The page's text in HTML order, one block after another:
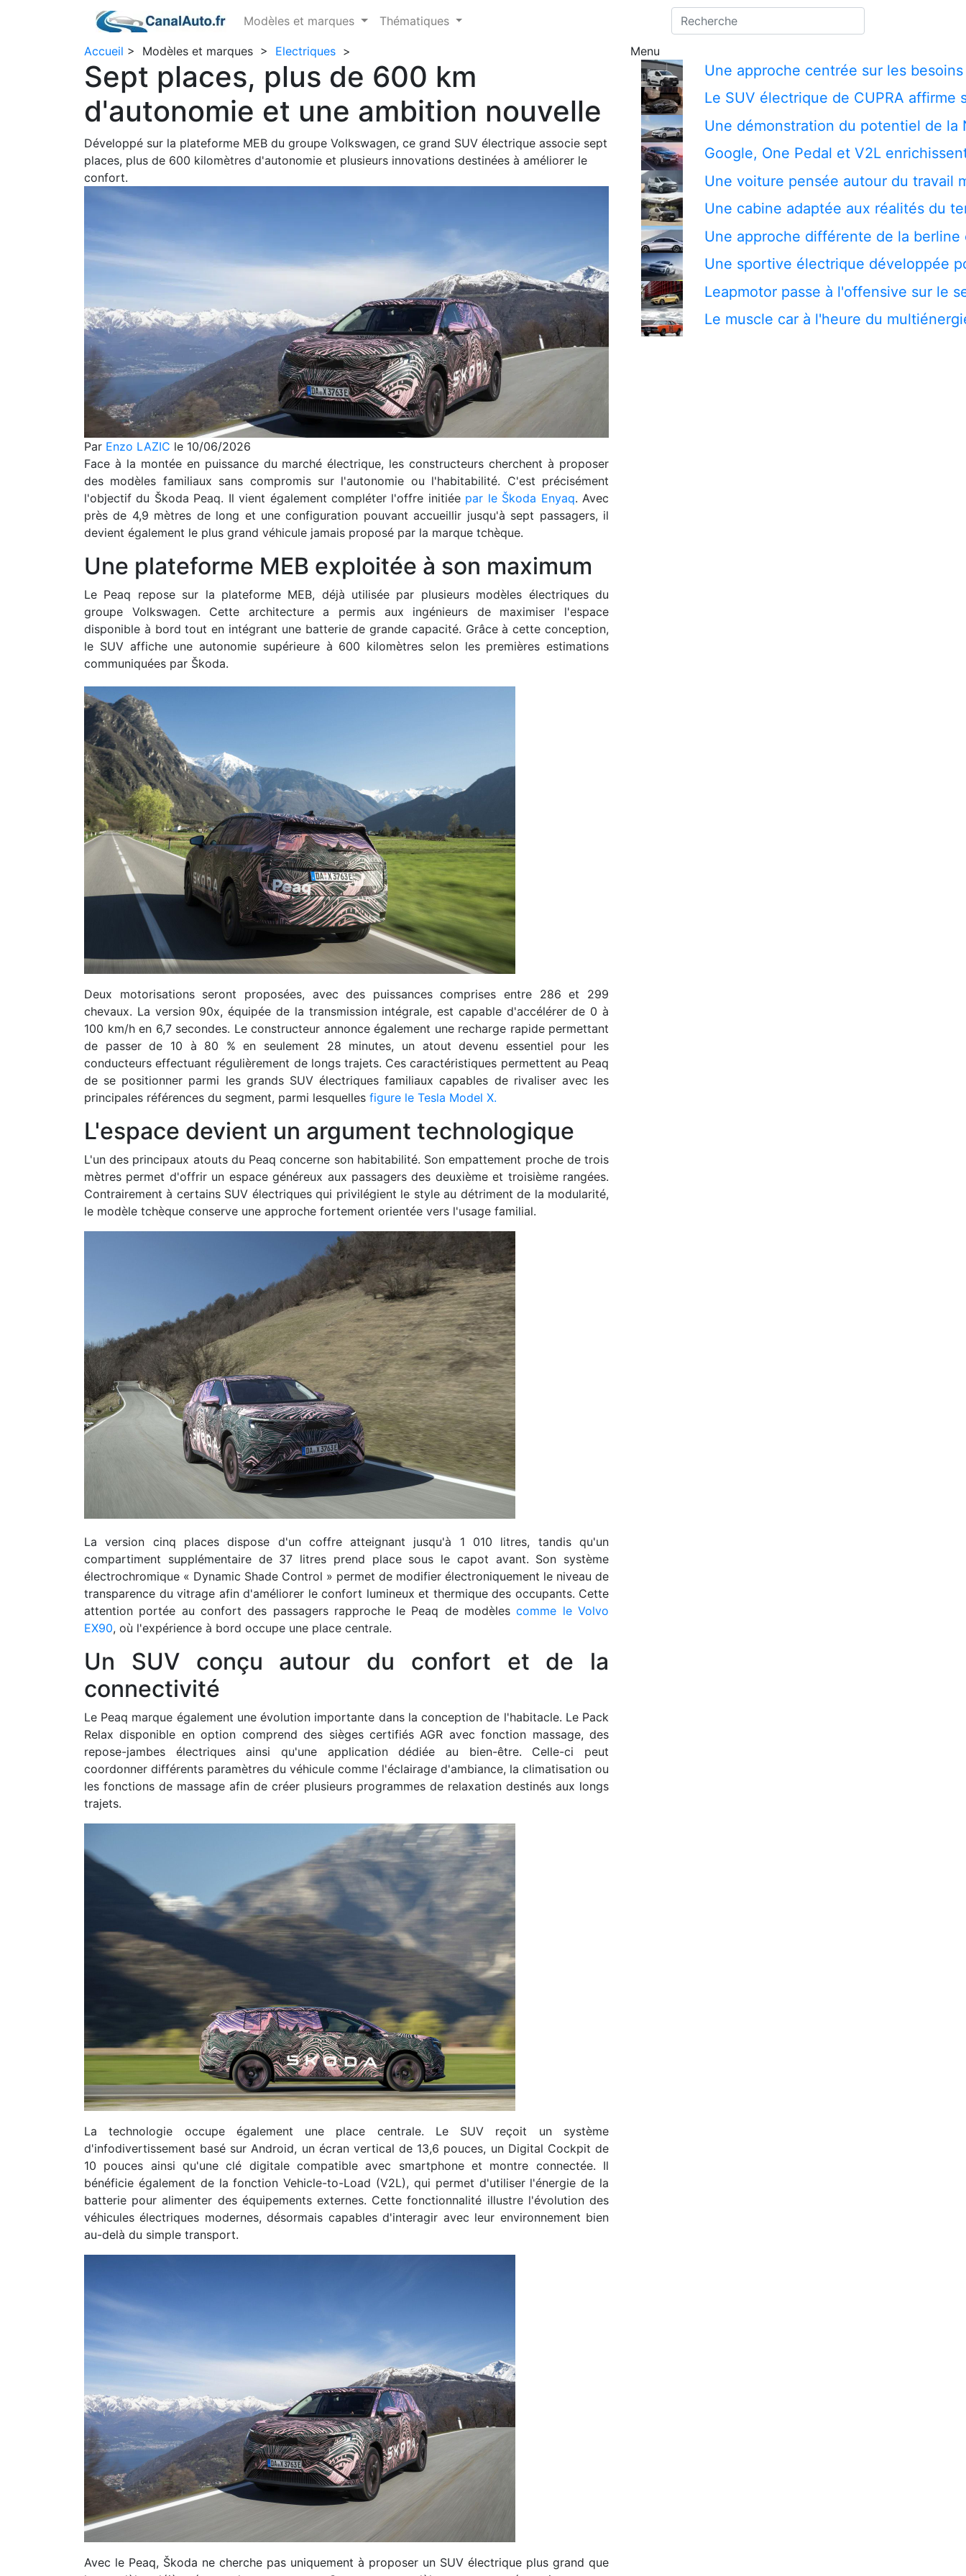
Modèles et marques Thématiques
Accueil > Modèles et marques > Electriques >
Sept places, plus de 600 km
d'autonomie et une ambition nouvelle
Développé sur la plateforme MEB du groupe Volkswagen, ce grand SUV électrique associe sept
places, plus de 600 kilomètres d'autonomie et plusieurs innovations destinées à améliorer le
confort.
Par Enzo LAZIC le 10/06/2026
Face à la montée en puissance du marché électrique, les constructeurs cherchent à proposer
des modèles familiaux sans compromis sur l'autonomie ou l'habitabilité. C'est précisément
l'objectif du Škoda Peaq. Il vient également compléter l'offre initiée par le Škoda Enyaq. Avec
près de 4,9 mètres de long et une configuration pouvant accueillir jusqu'à sept passagers, il
devient également le plus grand véhicule jamais proposé par la marque tchèque.
Une plateforme MEB exploitée à son maximum
Le Peaq repose sur la plateforme MEB, déjà utilisée par plusieurs modèles électriques du
groupe Volkswagen. Cette architecture a permis aux ingénieurs de maximiser l'espace
disponible à bord tout en intégrant une batterie de grande capacité. Grâce à cette conception,
le SUV affiche une autonomie supérieure à 600 kilomètres selon les premières estimations
communiquées par Škoda.
Deux motorisations seront proposées, avec des puissances comprises entre 286 et 299
chevaux. La version 90x, équipée de la transmission intégrale, est capable d'accélérer de 0 à
100 km/h en 6,7 secondes. Le constructeur annonce également une recharge rapide permettant
de passer de 10 à 80 % en seulement 28 minutes, un atout devenu essentiel pour les
conducteurs effectuant régulièrement de longs trajets. Ces caractéristiques permettent au Peaq
de se positionner parmi les grands SUV électriques familiaux capables de rivaliser avec les
principales références du segment, parmi lesquelles figure le Tesla Model X.
L'espace devient un argument technologique
L'un des principaux atouts du Peaq concerne son habitabilité. Son empattement proche de trois
mètres permet d'offrir un espace généreux aux passagers des deuxième et troisième rangées.
Contrairement à certains SUV électriques qui privilégient le style au détriment de la modularité,
le modèle tchèque conserve une approche fortement orientée vers l'usage familial.
La version cinq places dispose d'un coffre atteignant jusqu'à 1 010 litres, tandis qu'un
compartiment supplémentaire de 37 litres prend place sous le capot avant. Son système
électrochromique « Dynamic Shade Control » permet de modifier électroniquement le niveau de
transparence du vitrage afin d'améliorer le confort lumineux et thermique des occupants. Cette
attention portée au confort des passagers rapproche le Peaq de modèlescomme le Volvo
EX90, où l'expérience à bord occupe une place centrale.
Un SUV conçu autour du confort et de la
connectivité
Le Peaq marque également une évolution importante dans la conception de l'habitacle. Le Pack
Relax disponible en option comprend des sièges certifiés AGR avec fonction massage, des
repose-jambes électriques ainsi qu'une application dédiée au bien-être. Celle-ci peut
coordonner différents paramètres du véhicule comme l'éclairage d'ambiance, la climatisation ou
les fonctions de massage afin de créer plusieurs programmes de relaxation destinés aux longs
trajets.
La technologie occupe également une place centrale. Le SUV reçoit un système
d'infodivertissement basé sur Android, un écran vertical de 13,6 pouces, un Digital Cockpit de
10 pouces ainsi qu'une clé digitale compatible avec smartphone et montre connectée. Il
bénéficie également de la fonction Vehicle-to-Load (V2L), qui permet d'utiliser l'énergie de la
batterie pour alimenter des équipements externes. Cette fonctionnalité illustre l'évolution des
véhicules électriques modernes, désormais capables d'interagir avec leur environnement bien
au-delà du simple transport.
Avec le Peaq, Škoda ne cherche pas uniquement à proposer un SUV électrique plus grand que
Menu
Une approche centrée sur les
Le SUV électrique de CUPRA affirme
Une démonstration du potentiel de la
Google, One Pedal et V2L
Une voiture pensée autour du travail
Une cabine adaptée aux réalités du
Une approche différente de la berline
Une sportive électrique développée
Leapmotor passe à l'offensive sur le
Le muscle car à l'heure du